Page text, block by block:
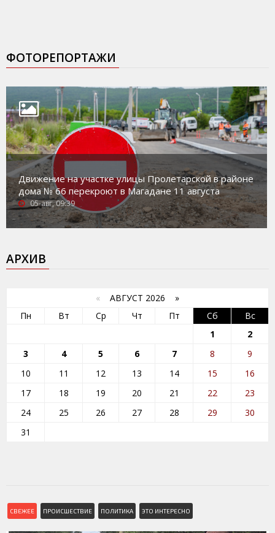
ФОТОРЕПОРТАЖИ
Движение на участке улицы Пролетарской в районе
дома № 66 перекроют в Магадане 11 августа
05-авг, 09:39
АРХИВ
« АВГУСТ 2026 »
Пн
Вт Ср Чт Пт Сб
Вс
1
2
3
4 5 6 7 8
9
10
11 12 13 14 15
16
17
18 19 20 21 22
23
24
25 26 27 28 29
30
31
СВЕЖЕЕ ПРОИСШЕСТВИЕ ПОЛИТИКА ЭТО ИНТЕРЕСНО